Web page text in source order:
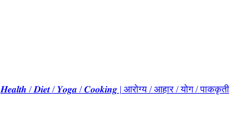
𝑯𝒆𝒂𝒍𝒕𝒉 / 𝑫𝒊𝒆𝒕 / 𝒀𝒐𝒈𝒂 / 𝑪𝒐𝒐𝒌𝒊𝒏𝒈 | आरोग्य / आहार / योग / पाककृती